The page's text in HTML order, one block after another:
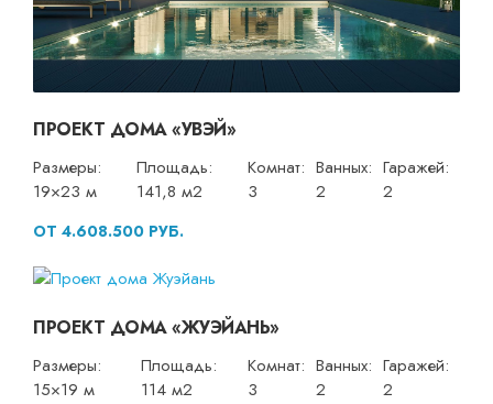
ПРОЕКТ ДОМА «УВЭЙ»
Размеры:
19×23 м
Площадь:
141,8 м2
Комнат:
3
Ванных:
2
Гаражей:
2
ОТ 4.608.500 РУБ.
ПРОЕКТ ДОМА «ЖУЭЙАНЬ»
Размеры:
15×19 м
Площадь:
114 м2
Комнат:
3
Ванных:
2
Гаражей:
2